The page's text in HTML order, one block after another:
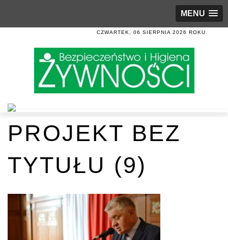
MENU
CZWARTEK, 06 SIERPNIA 2026 ROKU.
PROJEKT BEZ
TYTUŁU (9)